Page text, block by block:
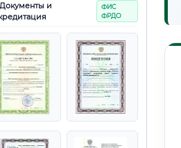
и
ФИС
ФРДО